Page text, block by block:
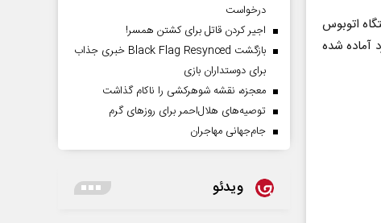
به استفاده از حمل و نقل عمومی، گفت: تعداد 120 دستگاه اتوبوس
آماده شده
درخواست
اجیر کردن قاتل برای کشتن همسر!
بازگشت Black Flag Resynced خبری جذاب
برای دوستداران بازی
معجزه، نقشه شوهرکشی را ناکام گذاشت
توصیه‌های هلال‌احمر برای روز‌های گرم
جام‌جهانی مهاجران
ویدئو